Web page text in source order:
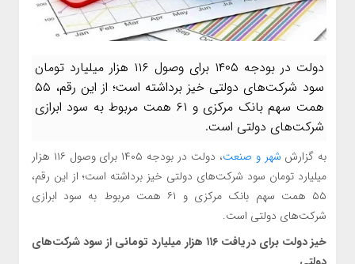
دولت در بودجه ۱۴۰۵ برای وصول ۱۱۶ هزار میلیارد تومان
سود شرکت‌های دولتی خیز برداشته است؛ از این رقم، ۵۵
همت سهم بانک مرکزی و ۶۱ همت مربوط به سود ابرازی
شرکت‌های دولتی است.
به گزارش شهر و صنعت
، دولت در بودجه ۱۴۰۵ برای وصول ۱۱۶ هزار
میلیارد تومان سود شرکت‌های دولتی خیز برداشته است؛ از این رقم،
۵۵ همت سهم بانک مرکزی و ۶۱ همت مربوط به سود ابرازی
شرکت‌های دولتی است.
خیز دولت برای دریافت ۱۱۶ هزار میلیارد تومانی از سود شرکت‌های